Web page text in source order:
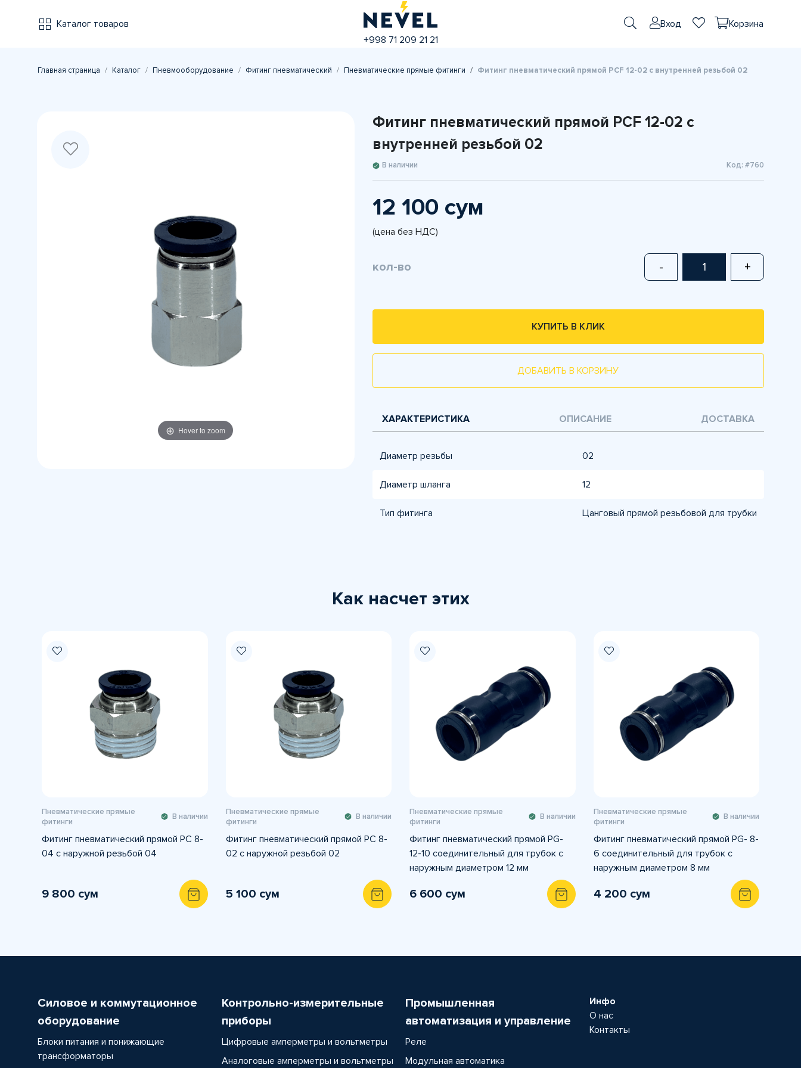
Каталог товаров
+998 71 209 21 21
Вход Корзина
Главная страница Каталог Пневмооборудование Фитинг пневматический Пневматические прямые фитинги Фитинг пневматический прямой PCF 12-02 с внутренней резьбой 02
Hover to zoom
Фитинг пневматический прямой PCF 12-02 с
внутренней резьбой 02
В наличии Код: #760
12 100 сум
(цена без НДС)
кол-во - +
КУПИТЬ В КЛИК
ДОБАВИТЬ В КОРЗИНУ
ХАРАКТЕРИСТИКА ОПИСАНИЕ ДОСТАВКА
Диаметр резьбы 02
Диаметр шланга 12
Тип фитинга Цанговый прямой резьбовой для трубки
Как насчет этих
Пневматические прямые
фитинги
В наличии
Фитинг пневматический прямой PC 8-
04 с наружной резьбой 04
9 800 сум
Пневматические прямые
фитинги
В наличии
Фитинг пневматический прямой PC 8-
02 с наружной резьбой 02
5 100 сум
Пневматические прямые
фитинги
В наличии
Фитинг пневматический прямой PG-
12-10 соединительный для трубок с
наружным диаметром 12 мм
6 600 сум
Пневматические прямые
фитинги
В наличии
Фитинг пневматический прямой PG- 8-
6 соединительный для трубок с
наружным диаметром 8 мм
4 200 сум
Силовое и коммутационное
оборудование
Блоки питания и понижающие
трансформаторы
Контрольно-измерительные
приборы
Цифровые амперметры и вольтметры
Аналоговые амперметры и вольтметры
Промышленная
автоматизация и управление
Реле
Модульная автоматика
Инфо
О нас
Контакты